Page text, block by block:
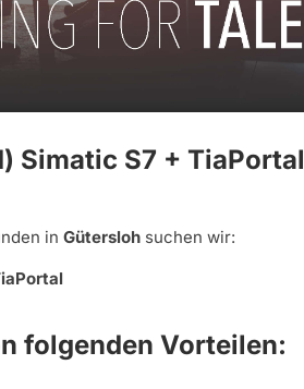
Simatic S7 + TiaPortal
in Gütersloh suchen wir:
folgenden Vorteilen: